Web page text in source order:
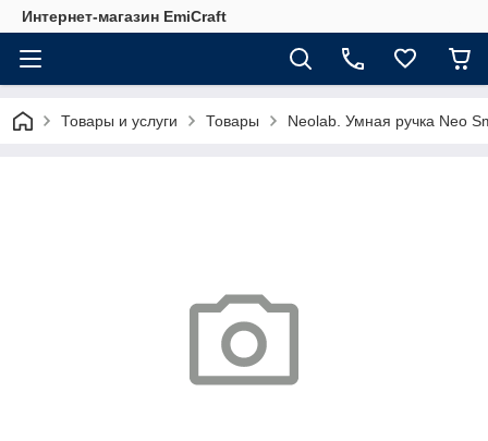
Интернет-магазин EmiCraft
Товары и услуги Товары Neolab. Умная ручка Neo